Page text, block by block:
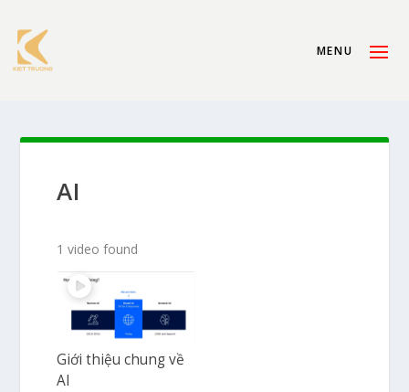
AI
1 video found
Giới thiệu chung về
AI